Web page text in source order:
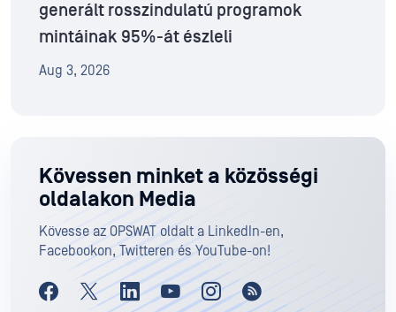
generált rosszindulatú programok
mintáinak 95%-át észleli
Aug 3, 2026
Kövessen minket a közösségi
oldalakon Media
Kövesse az OPSWAT oldalt a LinkedIn-en,
Facebookon, Twitteren és YouTube-on!